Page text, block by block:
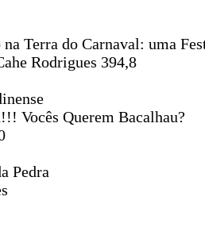
Terra do Carnaval: uma
Rodrigues 394,8
Vocês Querem Bacalhau?
Pedra